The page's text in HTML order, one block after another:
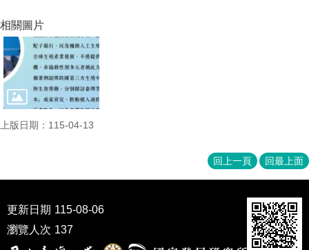
相關圖片
上版日期：115-04-13
回上一頁 回最上面
更新日期 115-08-06
瀏覽人次 137